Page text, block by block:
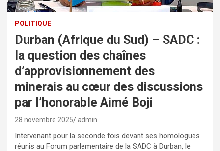
POLITIQUE
Durban (Afrique du Sud) – SADC :
la question des chaînes
d’approvisionnement des
minerais au cœur des discussions
par l’honorable Aimé Boji
28 novembre 2025 admin
Intervenant pour la seconde fois devant ses homologues
réunis au Forum parlementaire de la SADC à Durban, le